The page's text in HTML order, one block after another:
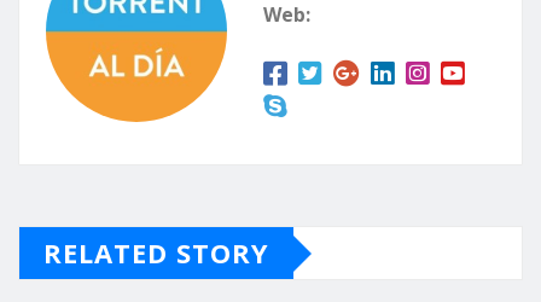
Web:
RELATED STORY